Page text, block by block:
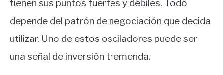
tienen sus puntos fuertes y débiles. Todo
depende del patrón de negociación que decida
utilizar. Uno de estos osciladores puede ser
una señal de inversión tremenda.